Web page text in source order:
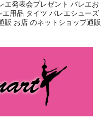
エ発表会プレゼント バレエお
用品 タイツ バレエシューズ
販 お店 のネットショップ通販